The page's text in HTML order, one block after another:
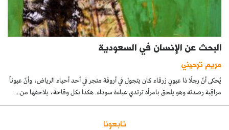
البحث عن الإنسان في السعودية
مريم ترحيني
يُحكى أنّ رجلًا ذا عيونٍ زرقاء كان يتجول في أروقة متجر في أحد أحياء الرياض، وأنّ عيوناً
مراقِبة رصدته وهو يلحق بامرأة ترتدي عباءة سوداء. هكذا بكل وقاحة، يلاحقها من...
تابعونا